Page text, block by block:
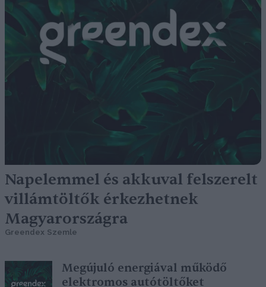
Napelemmel és akkuval felszerelt
villámtöltők érkezhetnek
Magyarországra
Greendex Szemle
Megújuló energiával működő
elektromos autótöltőket